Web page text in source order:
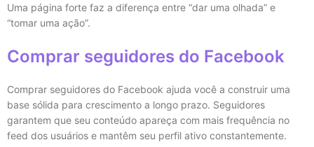
Uma página forte faz a diferença entre “dar uma olhada” e
“tomar uma ação”.
Comprar seguidores do Facebook
Comprar seguidores do Facebook ajuda você a construir uma
base sólida para crescimento a longo prazo. Seguidores
garantem que seu conteúdo apareça com mais frequência no
feed dos usuários e mantêm seu perfil ativo constantemente.